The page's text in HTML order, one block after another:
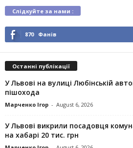
Слідкуйте за нами :
870 Фанів
Останні публікації
У Львові на вулиці Любінській
пішохода
Марченко Ігор - August 6, 2026
У Львові викрили посадовця
на хабарі 20 тис. грн